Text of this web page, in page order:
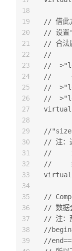
// 借此
// 设置
// 合法
//
//
//
//
//
virtual
//
// 注：
//     如
//     结
virtual
//
// 数据
// 注：
//
//
18
19
20
21
22
23
24
25
26
27
28
29
30
31
32
33
34
35
36
37
38
39